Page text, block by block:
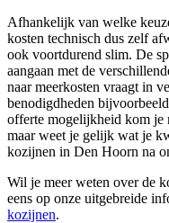
Afhankelijk van welke
kosten technisch dus zelf
ook voortdurend slim. De
aangaan met de
naar meerkosten vraagt in
benodigdheden
offerte mogelijkheid kom je
maar weet je gelijk wat je
kozijnen in Den Hoorn na
Wil je meer weten over de
eens op onze uitgebreide
kozijnen.